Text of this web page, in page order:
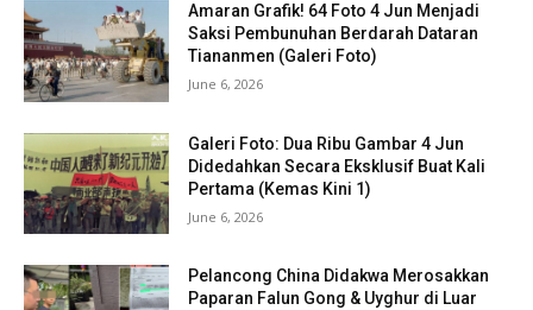
Amaran Grafik! 64 Foto 4 Jun Menjadi
Saksi Pembunuhan Berdarah Dataran
Tiananmen (Galeri Foto)
June 6, 2026
Galeri Foto: Dua Ribu Gambar 4 Jun
Didedahkan Secara Eksklusif Buat Kali
Pertama (Kemas Kini 1)
June 6, 2026
Pelancong China Didakwa Merosakkan
Paparan Falun Gong & Uyghur di Luar